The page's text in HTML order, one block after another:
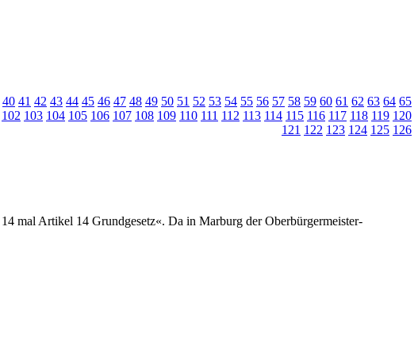
40 41 42 43 44 45 46 47 48 49 50 51 52 53 54 55 56 57 58 59 60 61 62 63 64 65
102 103 104 105 106 107 108 109 110 111 112 113 114 115 116 117 118 119 120
121 122 123 124 125 126
14 mal Artikel 14 Grundgesetz«. Da in Marburg der Oberbürgermeister-